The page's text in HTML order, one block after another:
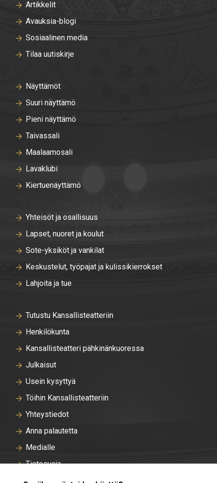
Artikkelit
Avauksia-blogi
Sosiaalinen media
Tilaa uutiskirje
Näyttämöt
Suuri näyttämö
Pieni näyttämö
Taivassali
Maalaamosali
Lavaklubi
Kiertuenäyttämö
Yhteisöt ja osallisuus
Lapset, nuoret ja koulut
Sote-yksiköt ja vankilat
Keskustelut, työpajat ja kulissikierrokset
Lahjoita ja tue
Tutustu Kansallisteatteriin
Henkilökunta
Kansallisteatteri pähkinänkuoressa
Julkaisut
Usein kysyttyä
Töihin Kansallisteatteriin
Yhteystiedot
Anna palautetta
Medialle
Tietosuoja
Tallentavan kameravalvonnan rekisteriseloste